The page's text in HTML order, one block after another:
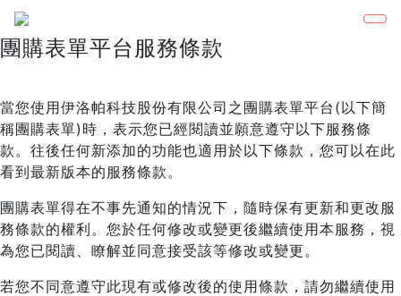
團購表單平台服務條款
當您使用伊洛帕科技股份有限公司之團購表單平台(以下簡
稱團購表單)時，表示您已經閱讀並願意遵守以下服務條
款。往後任何新添加的功能也適用於以下條款，您可以在此
看到最新版本的服務條款。
團購表單得在不事先通知的情況下，隨時保有更新和更改服
務條款的權利。您於任何修改或變更後繼續使用本服務，視
為您已閱讀、瞭解並同意接受該等修改或變更。
若您不同意遵守此現有或修改後的使用條款，請勿繼續使用